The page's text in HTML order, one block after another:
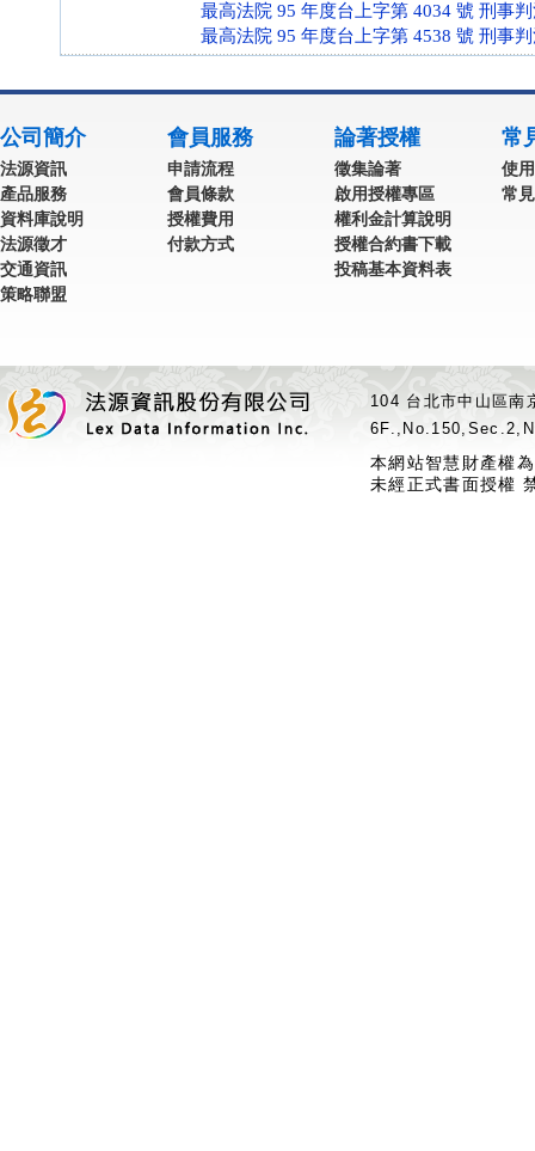
最高法院 95 年度台上字第 4034 號 刑事
最高法院 95 年度台上字第 4538 號 刑事
公司簡介
法源資訊
產品服務
資料庫說明
法源徵才
交通資訊
策略聯盟
會員服務
申請流程
會員條款
授權費用
付款方式
論著授權
徵集論著
啟用授權專區
權利金計算說明
授權合約書下載
投稿基本資料表
常
使
常
104 台北市中山區
本網站智慧財產權
未經正式書面授權